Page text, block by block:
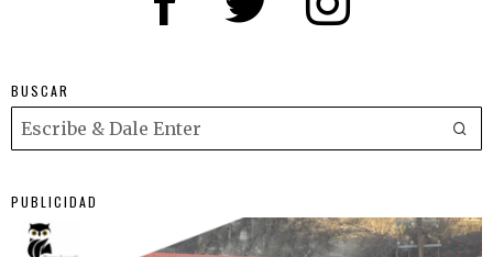
BUSCAR
PUBLICIDAD